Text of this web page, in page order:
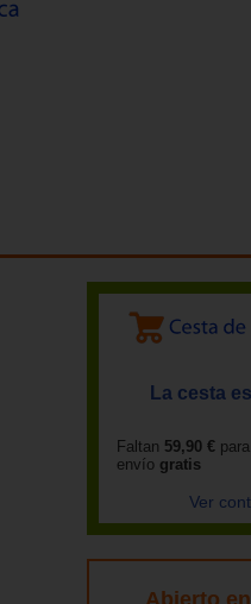
La cesta
Faltan 59,90 €
envío gratis
Ver
Abierto